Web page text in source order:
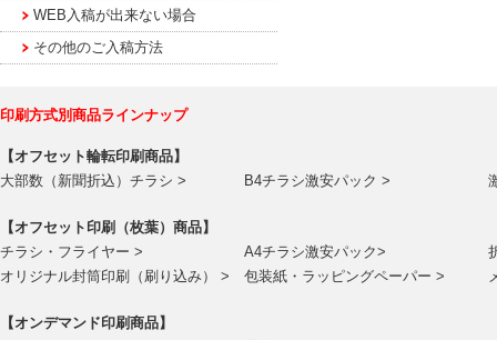
WEB入稿が出来ない場合
その他のご入稿方法
印刷方式別商品ラインナップ
【オフセット輪転印刷商品】
大部数（新聞折込）チラシ >
B4チラシ激安パック >
【オフセット印刷（枚葉）商品】
チラシ・フライヤー >
A4チラシ激安パック>
オリジナル封筒印刷（刷り込み） >
包装紙・ラッピングペーパー >
【オンデマンド印刷商品】